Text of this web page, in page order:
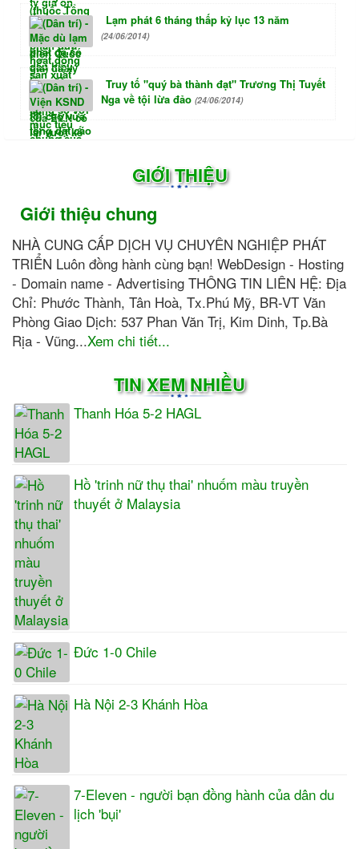
Lạm phát 6 tháng thấp kỷ lục 13 năm
(24/06/2014)
Truy tố "quý bà thành đạt" Trương Thị Tuyết
Nga về tội lừa đảo (24/06/2014)
GIỚI THIỆU
Giới thiệu chung
NHÀ CUNG CẤP DỊCH VỤ CHUYÊN NGHIỆP PHÁT
TRIỂN Luôn đồng hành cùng bạn! WebDesign - Hosting
- Domain name - Advertising THÔNG TIN LIÊN HỆ: Địa
Chỉ: Phước Thành, Tân Hoà, Tx.Phú Mỹ, BR-VT Văn
Phòng Giao Dịch: 537 Phan Văn Trị, Kim Dinh, Tp.Bà
Rịa - Vũng...Xem chi tiết...
TIN XEM NHIỀU
Thanh Hóa 5-2 HAGL
Hồ 'trinh nữ thụ thai' nhuốm màu truyền
thuyết ở Malaysia
Đức 1-0 Chile
Hà Nội 2-3 Khánh Hòa
7-Eleven - người bạn đồng hành của dân du
lịch 'bụi'